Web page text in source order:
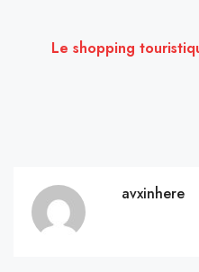
Le shopping
avxinhere